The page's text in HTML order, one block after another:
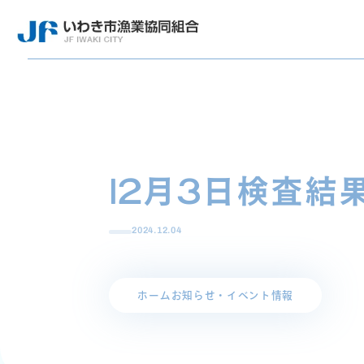
12月3日検査結
2024.12.04
ホーム お知らせ・イベント情報